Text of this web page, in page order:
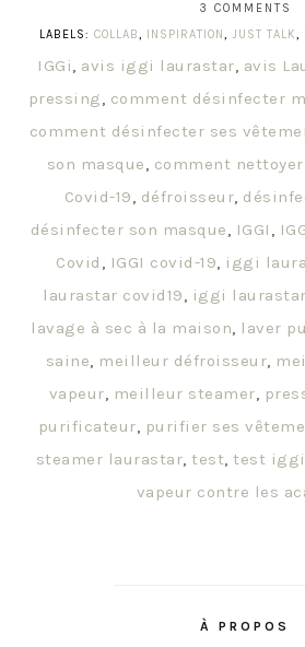
3 COMMENTS
LABELS: COLLAB, INSPIRATION, JUST TALK,
IGGi, avis iggi laurastar, avis
pressing, comment désinfecter
comment désinfecter ses
son masque, comment
Covid-19, défroisseur,
désinfecter son masque, IGGI ,
Covid , IGGI covid-19, iggi
laurastar covid19, iggi
lavage à sec à la maison, laver
saine, meilleur défroisseur,
vapeur, meilleur steamer,
purificateur, purifier ses
steamer laurastar,test,test
vapeur contre les
À PROPOS